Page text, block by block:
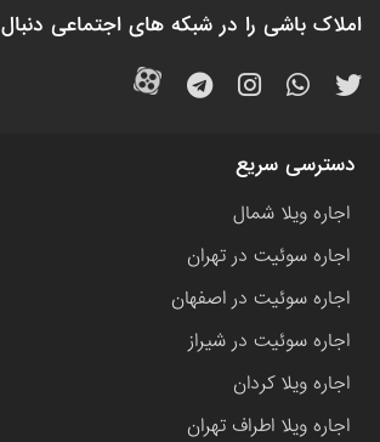
املاک باشی را در شبکه های اجتماعی
دسترسی سریع
اجاره ویلا شمال
اجاره سوئیت در تهران
اجاره سوئیت در اصفهان
اجاره سوئیت در شیراز
اجاره ویلا کردان
اجاره ویلا اطراف تهران